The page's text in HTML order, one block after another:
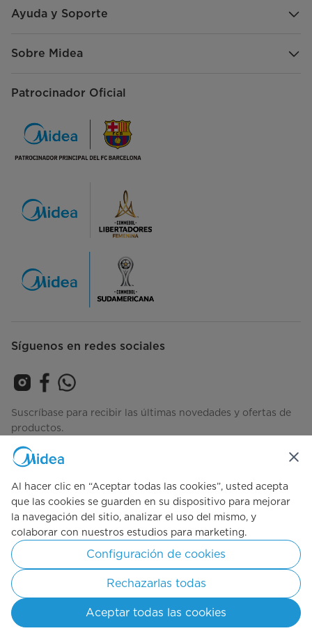
Ayuda y Soporte
Sobre Midea
Patrocinador Oficial
Síguenos en redes sociales
Suscríbase para recibir las últimas novedades y ofertas de
productos.
Consulta cómo gestionamos tus datos Términos-de-Uso
Simply ideal
Derechos Reservados 2025 Midea Todos los Derechos Reservados.
Términos de Uso Políticas de Privacidad
Consentimiento de cookies
Al hacer clic en “Aceptar todas las cookies”, usted acepta
que las cookies se guarden en su dispositivo para mejorar
la navegación del sitio, analizar el uso del mismo, y
colaborar con nuestros estudios para marketing.
Configuración de cookies
Rechazarlas todas
Aceptar todas las cookies